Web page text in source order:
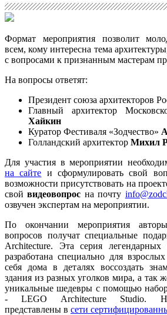
Формат мероприятия позволит
всем, кому интересна тема
с вопросами к признанным мастерам
На вопросы ответят:
Президент союза архитекторов
Главный архитектор
Хайкин
Куратор Фестиваля «Зодчество»
Голландский архитектор Михил
Для участия в мероприятии
на сайте и сформулировать свой
возможности присутствовать на
свойвидеовопрос на почту
озвучен экспертам на мероприятии.
По окончании мероприятия
вопросов получат специальные
Architecture. Эта серия легендарных
разработана специально для
себя дома в деталях воссоздать
здания из разных уголков мира, а так
уникальные шедевры с помощью
- LEGO Architecture Studio.
представлены в сети